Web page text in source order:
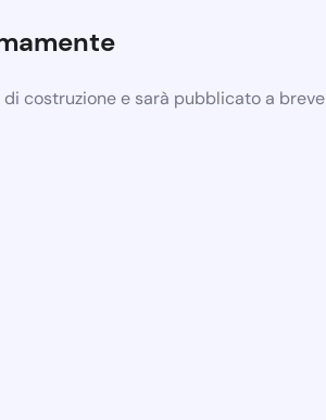
costruzione e sarà pubblicato a breve